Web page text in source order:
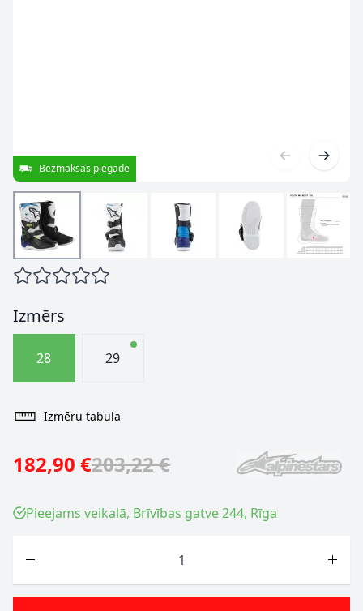
Bezmaksas piegāde
Izmērs
28 29
Izmēru tabula
182,90 €203,22 €
Pieejams veikalā, Brīvības gatve 244, Rīga